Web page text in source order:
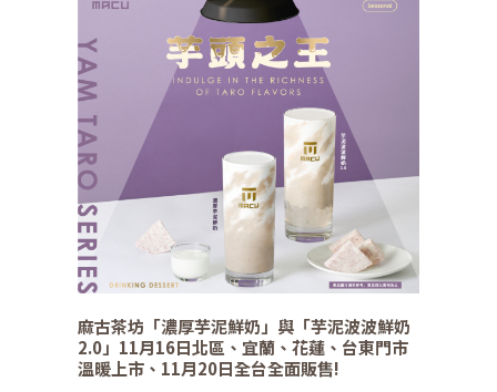
麻古茶坊「濃厚芋泥鮮奶」與「芋泥波波鮮奶
2.0」11月16日北區、宜蘭、花蓮、台東門市
溫暖上市、11月20日全台全面販售!